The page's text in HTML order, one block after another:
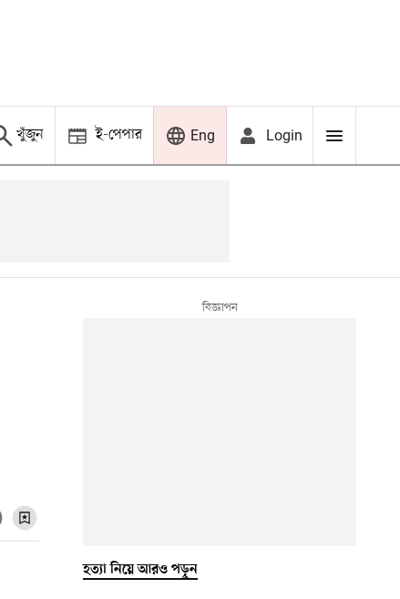
খুঁজুন ই-পেপার Eng Login
হত্যা নিয়ে আরও পড়ুন